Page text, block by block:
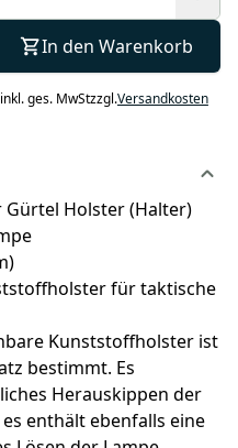
In den Warenkorb
inkl. ges. MwStzzgl.Versandkosten
Holster (Halter)
für taktische
Kunststoffholster ist
bestimmt. Es
Herauskippen der
enthält ebenfalls eine